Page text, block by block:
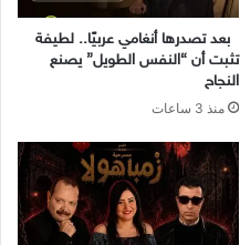
بعد تصدرها أنغامي عربيًا.. لطيفة
تثبت أن “النفس الطويل” يصنع
النجاح
منذ 3 ساعات